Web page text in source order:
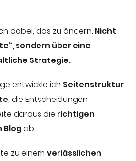
dabei, das zu ändern. Nicht
sondern über eine
Strategie.
entwickle ich Seitenstruktur
, die Entscheidungen
daraus die richtigen
Blogab.
zu einemverlässlichen